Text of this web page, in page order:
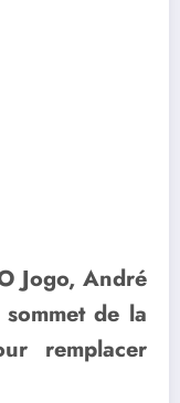
Jogo, André
de la
remplacer